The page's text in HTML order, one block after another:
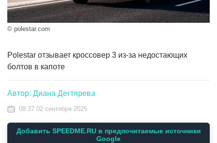
© polestar.com
Polestar отзывает кроссовер 3 из-за недостающих
болтов в капоте
Автор: Диана Дегтярева
08:37 02 сентября 2025
Добавить SPEEDME.RU в предпочитаемые источники
Google